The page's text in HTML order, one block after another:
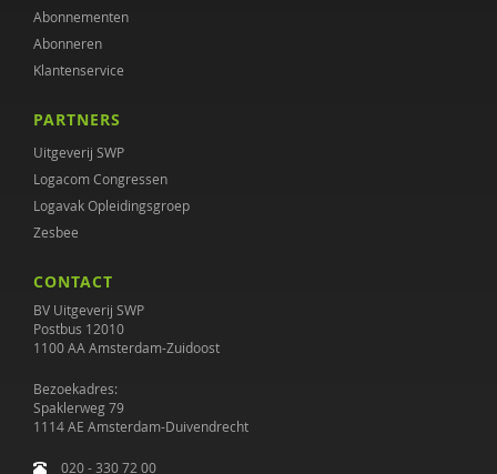
Abonnementen
Abonneren
Klantenservice
PARTNERS
Uitgeverij SWP
Logacom Congressen
Logavak Opleidingsgroep
Zesbee
CONTACT
BV Uitgeverij SWP
Postbus 12010
1100 AA Amsterdam-Zuidoost
Bezoekadres:
Spaklerweg 79
1114 AE Amsterdam-Duivendrecht
020 - 330 72 00